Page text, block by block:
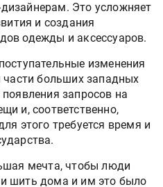
Это усложняет
и создания
одежды и аксессуаров.
изменения
части больших западных
запросов на
и, соответственно,
этого требуется время и
мечта, чтобы люди
шить дома и им это было